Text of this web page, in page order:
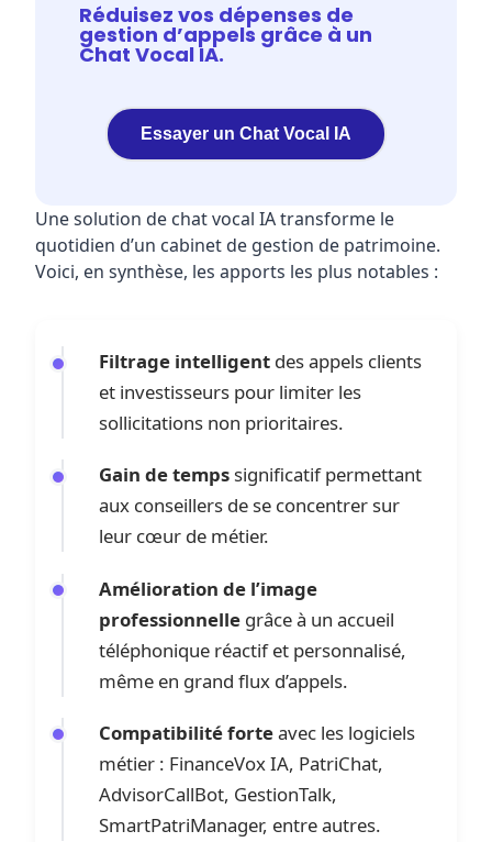
Réduisez vos dépenses de
gestion d’appels grâce à un
Chat Vocal IA.
Essayer un Chat Vocal IA
Une solution de chat vocal IA transforme le
quotidien d’un cabinet de gestion de patrimoine.
Voici, en synthèse, les apports les plus notables :
Filtrage intelligent des appels clients
et investisseurs pour limiter les
sollicitations non prioritaires.
Gain de temps significatif permettant
aux conseillers de se concentrer sur
leur cœur de métier.
Amélioration de l’image
professionnelle grâce à un accueil
téléphonique réactif et personnalisé,
même en grand flux d’appels.
Compatibilité forteavec les logiciels
métier : FinanceVox IA, PatriChat,
AdvisorCallBot, GestionTalk,
SmartPatriManager, entre autres.